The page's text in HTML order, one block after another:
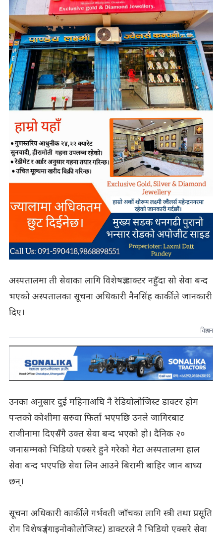
अस्पतालमा ती सेवाका लागि विशेषज्ञ डाक्टर नहुँदा सो सेवा बन्द
भएको अस्पतालका सूचना अधिकारी नैनसिंह कार्कीले जानकारी
दिए।
विज्ञापन
उनका अनुसार दुई महिनाअघि नै रेडियोलोजिस्ट डाक्टर होम
पन्तको कोशीमा सरुवा फिर्ता भएपछि उनले जागिरबाट
राजीनामा दिएसँगै उक्त सेवा बन्द भएको हो। दैनिक २०
जनासम्मको भिडियो एक्सरे हुने गरेको गेटा अस्पतालमा हाल
सेवा बन्द भएपछि सेवा लिन आउने बिरामी बाहिर जान बाध्य
छन्।
सूचना अधिकारी कार्कीले गर्भवती जाँचका लागि स्त्री तथा प्रसूति
रोग विशेषज्ञ (गाइनोकोलोजिस्ट) डाक्टरले नै भिडियो एक्सरे सेवा